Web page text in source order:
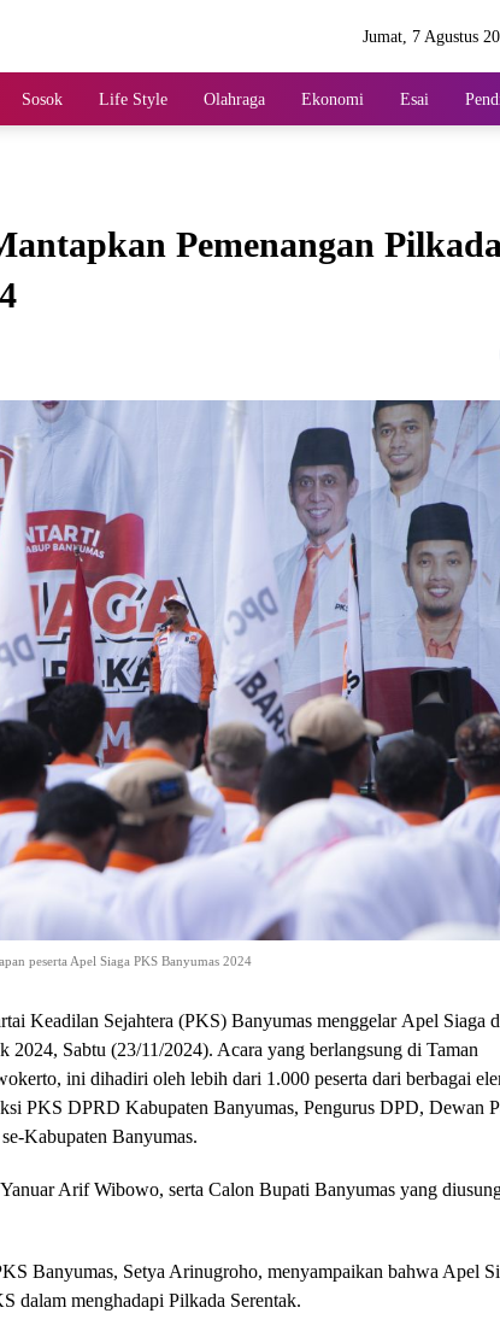
Jumat, 7 Agustus
Sosok Life Style Olahraga Ekonomi Esai
Pemenangan Pilkada
peserta Apel Siaga PKS Banyumas 2024
Sejahtera (PKS) Banyumas menggelar Apel Siaga
2024, Sabtu (23/11/2024). Acara yang berlangsung di Taman
ini dihadiri oleh lebih dari 1.000 peserta dari berbagai
PKS DPRD Kabupaten Banyumas, Pengurus DPD, Dewan
Kabupaten Banyumas.
Arif Wibowo, serta Calon Bupati Banyumas yang
Banyumas, Setya Arinugroho, menyampaikan bahwa Apel
dalam menghadapi Pilkada Serentak.